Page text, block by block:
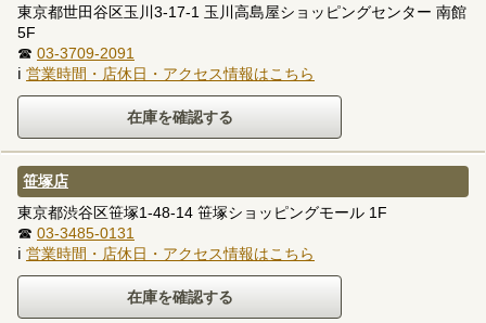
東京都世田谷区玉川3-17-1 玉川高島屋ショッピングセンター 南館
5F
☎ 03-3709-2091
ℹ 営業時間・店休日・アクセス情報はこちら
笹塚店
東京都渋谷区笹塚1-48-14 笹塚ショッピングモール 1F
☎ 03-3485-0131
ℹ 営業時間・店休日・アクセス情報はこちら